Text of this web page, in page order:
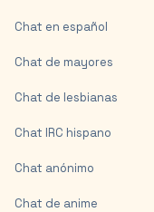
Chat en español
Chat de mayores
Chat de lesbianas
Chat IRC hispano
Chat anónimo
Chat de anime